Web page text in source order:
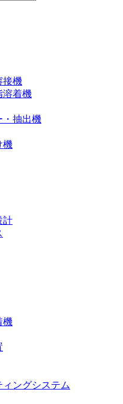
接機
溶着機
・抽出機
機
計
機
ングシステム